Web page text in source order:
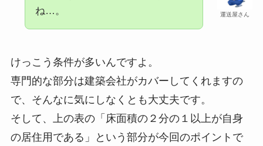
運送屋さん
ね…。
けっこう条件が多いんですよ。
専門的な部分は建築会社がカバーしてくれますの
で、そんなに気にしなくとも大丈夫です。
そして、上の表の「床面積の２分の１以上が自身
の居住用である」という部分が今回のポイントで